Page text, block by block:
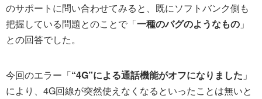
のサポートに問い合わせてみると、既にソフトバンク側も
把握している問題とのことで「一種のバグのようなもの 」
との回答でした。
今回のエラー「“4G”による通話機能がオフになりました 」
により、4G回線が突然使えなくなるといったことは無いと